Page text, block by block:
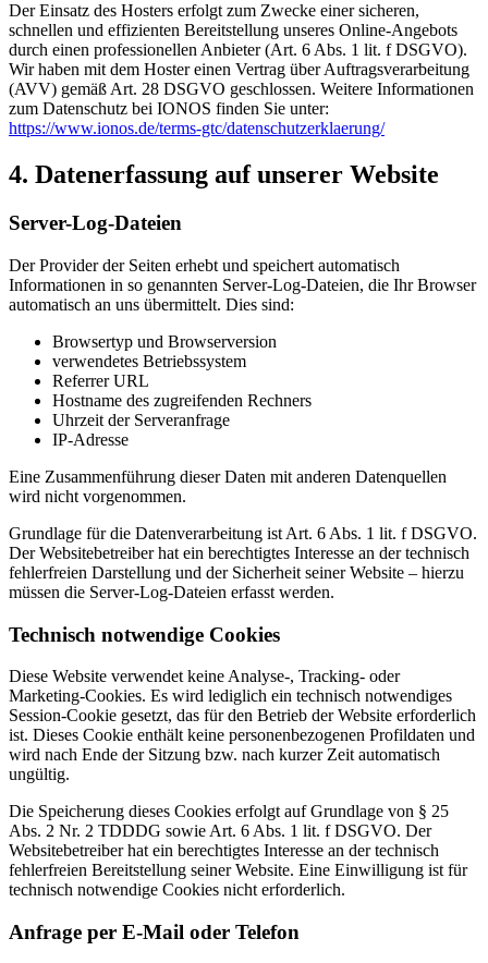
Der Einsatz des Hosters erfolgt zum Zwecke einer sicheren,
schnellen und effizienten Bereitstellung unseres Online-Angebots
durch einen professionellen Anbieter (Art. 6 Abs. 1 lit. f DSGVO).
Wir haben mit dem Hoster einen Vertrag über Auftragsverarbeitung
(AVV) gemäß Art. 28 DSGVO geschlossen. Weitere Informationen
zum Datenschutz bei IONOS finden Sie unter:
https://www.ionos.de/terms-gtc/datenschutzerklaerung/
4. Datenerfassung auf unserer Website
Server-Log-Dateien
Der Provider der Seiten erhebt und speichert automatisch
Informationen in so genannten Server-Log-Dateien, die Ihr Browser
automatisch an uns übermittelt. Dies sind:
Browsertyp und Browserversion
verwendetes Betriebssystem
Referrer URL
Hostname des zugreifenden Rechners
Uhrzeit der Serveranfrage
IP-Adresse
Eine Zusammenführung dieser Daten mit anderen Datenquellen
wird nicht vorgenommen.
Grundlage für die Datenverarbeitung ist Art. 6 Abs. 1 lit. f DSGVO.
Der Websitebetreiber hat ein berechtigtes Interesse an der technisch
fehlerfreien Darstellung und der Sicherheit seiner Website – hierzu
müssen die Server-Log-Dateien erfasst werden.
Technisch notwendige Cookies
Diese Website verwendet keine Analyse-, Tracking- oder
Marketing-Cookies. Es wird lediglich ein technisch notwendiges
Session-Cookie gesetzt, das für den Betrieb der Website erforderlich
ist. Dieses Cookie enthält keine personenbezogenen Profildaten und
wird nach Ende der Sitzung bzw. nach kurzer Zeit automatisch
ungültig.
Die Speicherung dieses Cookies erfolgt auf Grundlage von § 25
Abs. 2 Nr. 2 TDDDG sowie Art. 6 Abs. 1 lit. f DSGVO. Der
Websitebetreiber hat ein berechtigtes Interesse an der technisch
fehlerfreien Bereitstellung seiner Website. Eine Einwilligung ist für
technisch notwendige Cookies nicht erforderlich.
Anfrage per E-Mail oder Telefon